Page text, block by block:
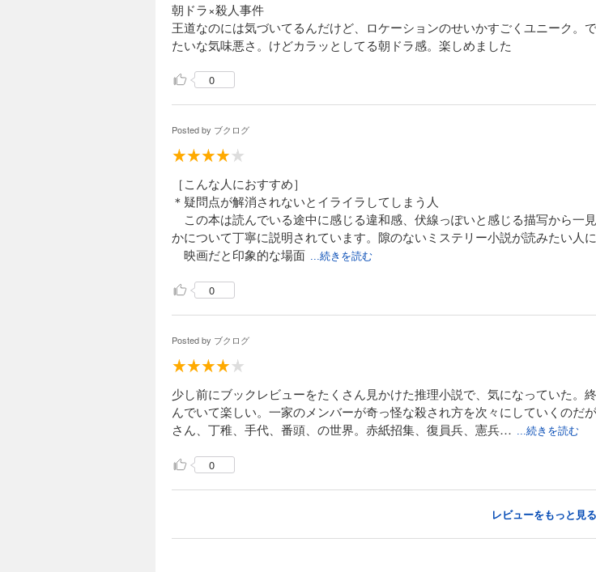
朝ドラ×殺人事件
王道なのには気づいてるんだけど、ロケーションのせいかすごくユニーク。
たいな気味悪さ。けどカラッとしてる朝ドラ感。楽しめました
0
Posted by ブクログ
［こんな人におすすめ］
＊疑問点が解消されないとイライラしてしまう人
この本は読んでいる途中に感じる違和感、伏線っぽいと感じる描写から一
かについて丁寧に説明されています。隙のないミステリー小説が読みたい人に
映画だと印象的な場面 ...続きを読む
0
Posted by ブクログ
少し前にブックレビューをたくさん見かけた推理小説で、気になっていた。
んでいて楽しい。一家のメンバーが奇っ怪な殺され方を次々にしていくのだ
さん、丁稚、手代、番頭、の世界。赤紙招集、復員兵、憲兵… ...続きを読む
0
レビューをもっと見る